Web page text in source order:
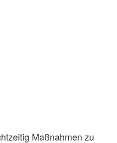
Maßnahmen zu